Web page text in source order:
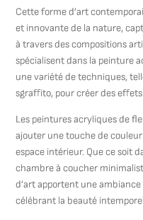
Cette forme d’art
et innovante de la nature,
à travers des compositions
spécialisent dans la peinture
une variété de techniques,
sgraffito, pour créer des
Les peintures acryliques de
ajouter une touche de
espace intérieur. Que ce soit
chambre à coucher
d’art apportent une
célébrant la beauté